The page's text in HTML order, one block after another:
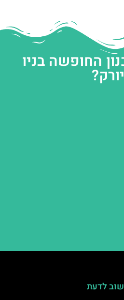
החופשה בניו
יורק?
לדעת